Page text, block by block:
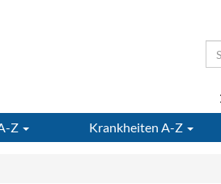
Z Krankheiten A-Z